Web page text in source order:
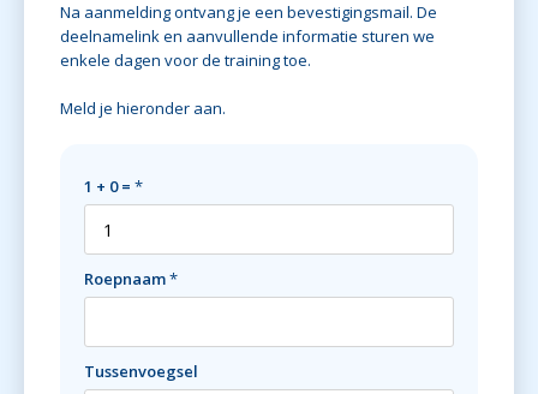
Na aanmelding ontvang je een bevestigingsmail. De
deelnamelink en aanvullende informatie sturen we
enkele dagen voor de training toe.
Meld je hieronder aan.
1 + 0 = *
Roepnaam*
Tussenvoegsel